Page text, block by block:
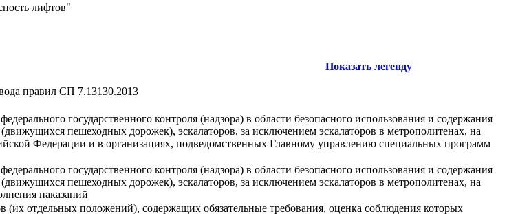
лифтов"
Показать легенду
правил СП 7.13130.2013
государственного контроля (надзора) в области безопасного использования и содержания
пешеходных дорожек), эскалаторов, за исключением эскалаторов в метрополитенах, на
Федерации и в организациях, подведомственных Главному управлению специальных программ
государственного контроля (надзора) в области безопасного использования и содержания
пешеходных дорожек), эскалаторов, за исключением эскалаторов в метрополитенах, на
наказаний
отдельных положений), содержащих обязательные требования, оценка соблюдения которых